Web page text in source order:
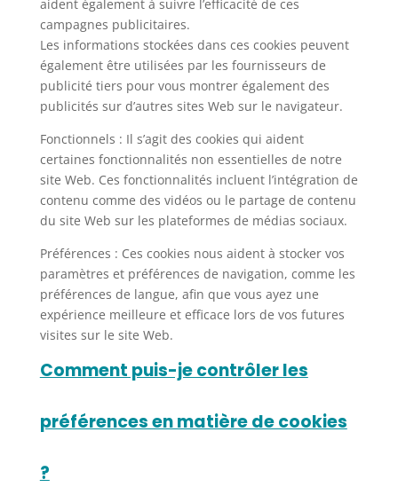
aident également à suivre l’efficacité de ces
campagnes publicitaires.
Les informations stockées dans ces cookies peuvent
également être utilisées par les fournisseurs de
publicité tiers pour vous montrer également des
publicités sur d’autres sites Web sur le navigateur.
Fonctionnels : Il s’agit des cookies qui aident
certaines fonctionnalités non essentielles de notre
site Web. Ces fonctionnalités incluent l’intégration de
contenu comme des vidéos ou le partage de contenu
du site Web sur les plateformes de médias sociaux.
Préférences : Ces cookies nous aident à stocker vos
paramètres et préférences de navigation, comme les
préférences de langue, afin que vous ayez une
expérience meilleure et efficace lors de vos futures
visites sur le site Web.
Comment puis-je contrôler les
préférences en matière de cookies
?